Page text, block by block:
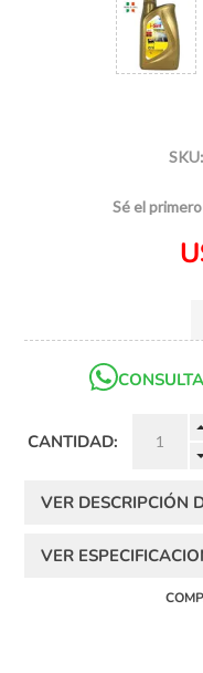
SKU:
Sé el
CANTIDAD:
VER DESCRIPCIÓN
VER